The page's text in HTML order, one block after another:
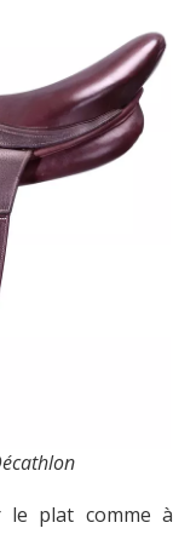
le plat comme à